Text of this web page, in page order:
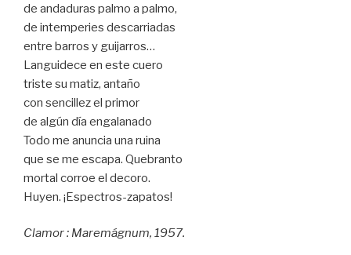
de andaduras palmo a palmo,
de intemperies descarriadas
entre barros y guijarros…
Languidece en este cuero
triste su matiz, antaño
con sencillez el primor
de algún día engalanado
Todo me anuncia una ruina
que se me escapa. Quebranto
mortal corroe el decoro.
Huyen. ¡Espectros-zapatos!
Clamor : Maremágnum, 1957.